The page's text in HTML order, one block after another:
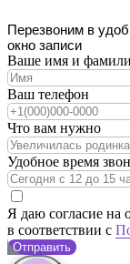
Перезвоним в
окно записи
Ваше имя и
Ваш телефон
Что вам нужно
Удобное время
Я даю согласие на
в соответствии с
Отправить